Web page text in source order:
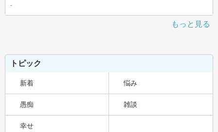
-
もっと見る
トピック
新着 悩み
愚痴 雑談
幸せ